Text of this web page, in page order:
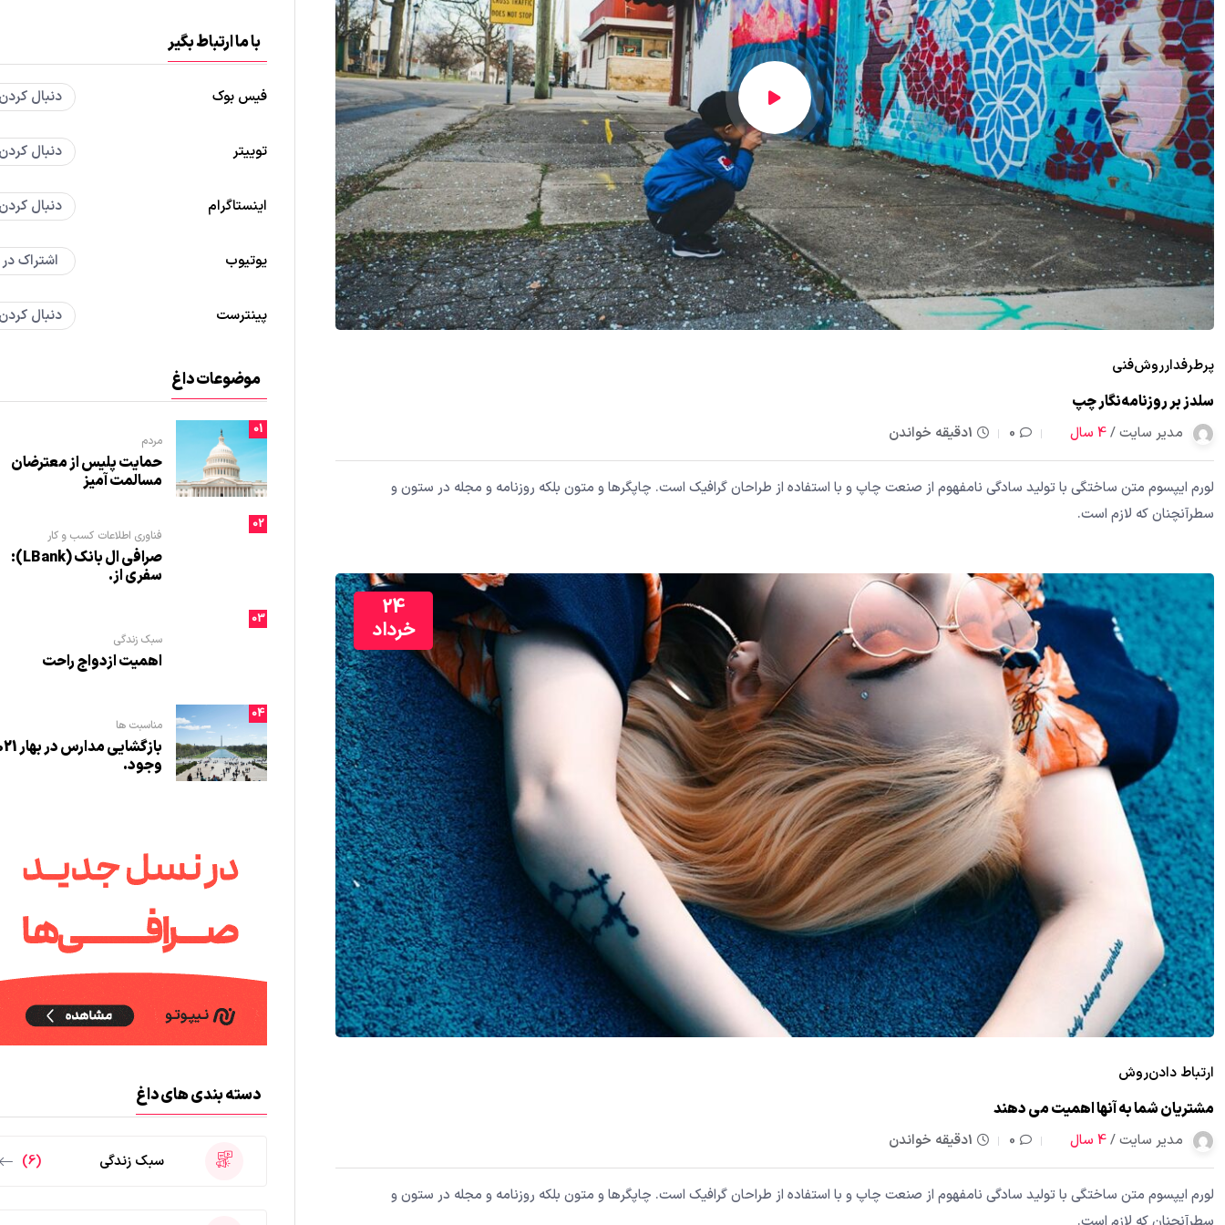
پرطرفدارروشفنی
سلدز بر روزنامه‌نگار چپ
مدیر سایت /4 سال 0 1دقیقه خواندن
لورم ایپسوم متن ساختگی با تولید سادگی نامفهوم از صنعت چاپ و با استفاده از طراحان گرافیک است. چاپگرها و متون بلکه روزنامه و مجله در ستون و
سطرآنچنان که لازم است.
24
خرداد
ارتباط دادنروش
مشتریان شما به آنها اهمیت می دهند
مدیر سایت /4 سال 0 1دقیقه خواندن
لورم ایپسوم متن ساختگی با تولید سادگی نامفهوم از صنعت چاپ و با استفاده از طراحان گرافیک است. چاپگرها و متون بلکه روزنامه و مجله در ستون و
با ما ارتباط بگیر
فیس بوک دنبال
توییتر دنبال
اینستاگرام دنبال
یوتیوب اشتراک در
پینترست دنبال
موضوعات داغ
01
مردم
حمایت پلیس از معترضان
مسالمت آمیز
02
فناوری اطلاعات کسب و کار
صرافی ال بانک (LBank):
سفری از.
03
سبک زندگی
اهمیت ازدواج راحت
04
مناسبت ها
بازگشایی
وجود.
دسته بندی های داغ
سبک زندگی (6)